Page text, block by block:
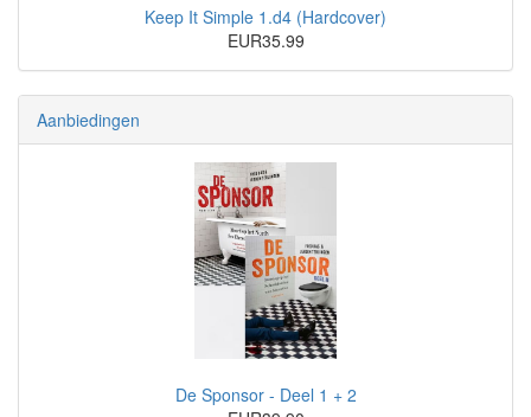
Keep It Simple 1.d4 (Hardcover)
EUR35.99
Aanbiedingen
De Sponsor - Deel 1 + 2